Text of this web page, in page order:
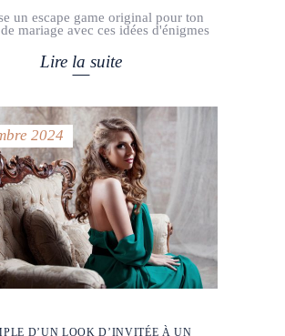
un escape game original pour ton
mariage avec ces idées d'énigmes
Lire la suite
2024
D’UN LOOK D’INVITÉE À UN